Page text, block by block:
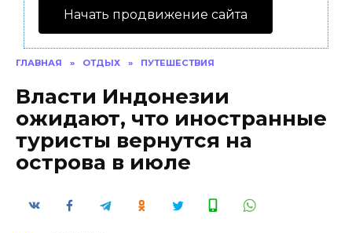
Начать продвижение сайта
ГЛАВНАЯ » ОТДЫХ » ПУТЕШЕСТВИЯ
Власти Индонезии
ожидают, что иностранные
туристы вернутся на
острова в июле